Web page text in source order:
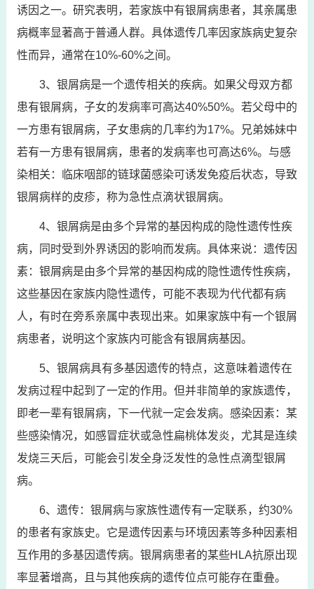
诱因之一。研究表明，若家族中有银屑病患者，其亲属患
病概率显著高于普通人群。具体遗传几率因家族病史复杂
性而异，通常在10%-60%之间。
3、银屑病是一个遗传相关的疾病。如果父母双方都
患有银屑病，子女的发病率可高达40%50%。若父母中的
一方患有银屑病，子女患病的几率约为17%。兄弟姊妹中
若有一方患有银屑病，患者的发病率也可高达6%。与感
染相关：临床咽部的链球菌感染可诱发免疫后状态，导致
银屑病样的皮疹，称为急性点滴状银屑病。
4、银屑病是由多个异常的基因构成的隐性遗传性疾
病，同时受到外界诱因的影响而发病。具体来说：遗传因
素：银屑病是由多个异常的基因构成的隐性遗传性疾病，
这些基因在家族内隐性遗传，可能不表现为代代都有病
人，有时在旁系亲属中表现出来。如果家族中有一个银屑
病患者，说明这个家族内可能含有银屑病基因。
5、银屑病具有多基因遗传的特点，这意味着遗传在
发病过程中起到了一定的作用。但并非简单的家族遗传，
即老一辈有银屑病，下一代就一定会发病。感染因素：某
些感染情况，如感冒症状或急性扁桃体发炎，尤其是连续
发烧三天后，可能会引发全身泛发性的急性点滴型银屑
病。
6、遗传：银屑病与家族性遗传有一定联系，约30%
的患者有家族史。它是遗传因素与环境因素等多种因素相
互作用的多基因遗传病。银屑病患者的某些HLA抗原出现
率显著增高，且与其他疾病的遗传位点可能存在重叠。